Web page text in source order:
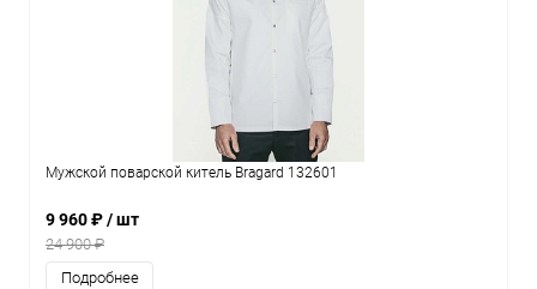
Мужской поварской китель Bragard 132601
9 960 ₽/ шт
24 900 ₽
Подробнее